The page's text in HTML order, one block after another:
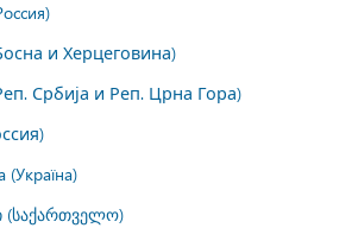
и Херцеговина)
Србија и Реп. Црна Гора)
(Україна)